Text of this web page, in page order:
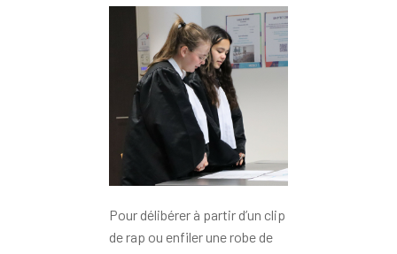
Pour délibérer à partir d’un clip
de rap ou enfiler une robe de